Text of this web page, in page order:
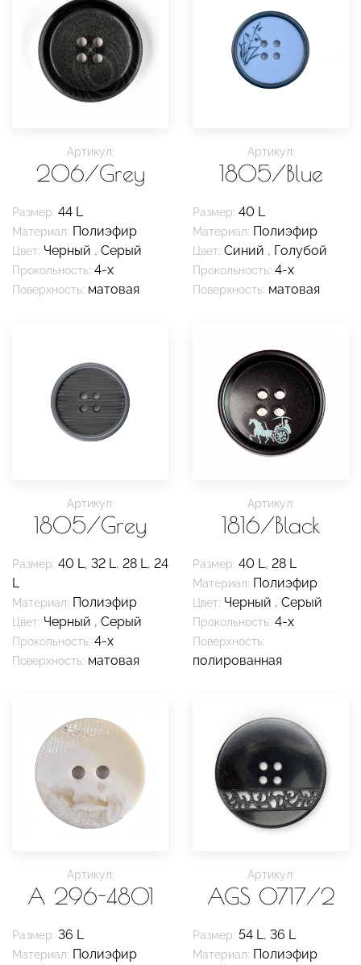
Артикул:
206/Grey
Размер: 44 L
Материал: Полиэфир
Цвет: Черный , Серый
Прокольность: 4-х
Поверхность: матовая
Артикул:
1805/Blue
Размер: 40 L
Материал: Полиэфир
Цвет: Синий , Голубой
Прокольность: 4-х
Поверхность: матовая
Артикул:
1805/Grey
Размер: 40 L, 32 L, 28 L, 24
L
Материал: Полиэфир
Цвет: Черный , Серый
Прокольность: 4-х
Поверхность: матовая
Артикул:
1816/Black
Размер: 40 L, 28 L
Материал: Полиэфир
Цвет: Черный , Серый
Прокольность: 4-х
Поверхность:
полированная
Артикул:
A 296-4801
Размер: 36 L
Материал: Полиэфир
Артикул:
AGS 0717/2
Размер: 54 L, 36 L
Материал: Полиэфир